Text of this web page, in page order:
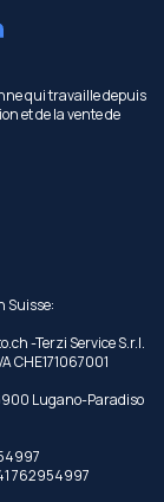
qui travaille depuis
et de la vente de
Suisse:
-Terzi Service S.r.l.
CHE171067001
Lugano-Paradiso
762954997